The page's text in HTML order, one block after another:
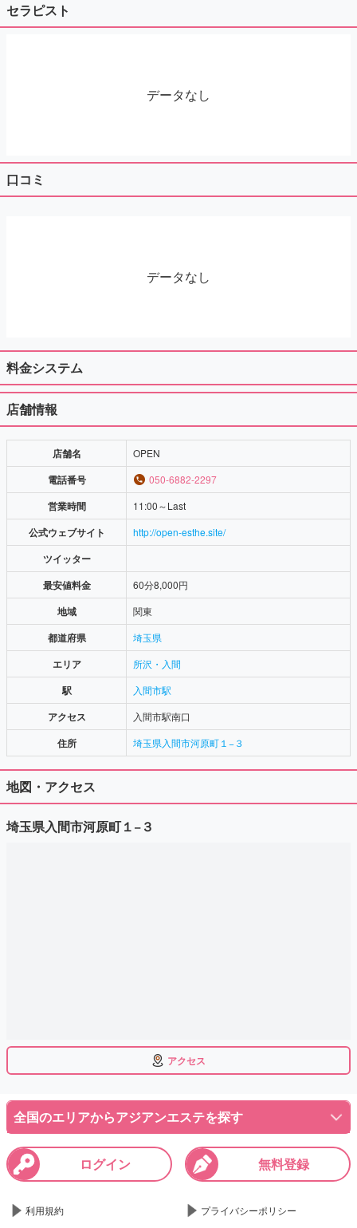
セラピスト
データなし
口コミ
データなし
料金システム
店舗情報
店舗名 OPEN
電話番号 050-6882-2297
営業時間 11:00～Last
公式ウェブサイト http://open-esthe.site/
ツイッター
最安値料金
60分8,000円
地域 関東
都道府県 埼玉県
エリア 所沢・入間
駅 入間市駅
アクセス 入間市駅南口
住所 埼玉県入間市河原町１−３
地図・アクセス
埼玉県入間市河原町１−３
アクセス
全国のエリアからアジアンエステを探す
ログイン 無料登録
利用規約 プライバシーポリシー